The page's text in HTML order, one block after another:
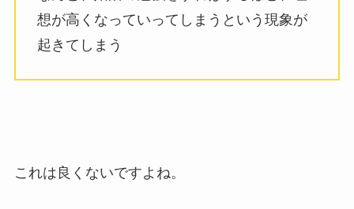
想が高くなっていってしまうという現象が
起きてしまう
これは良くないですよね。